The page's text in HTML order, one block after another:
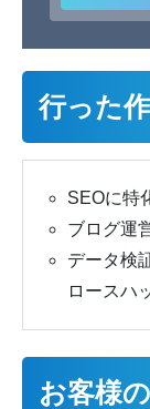
行った
SEOに特
ブログ運
データ検
ロースハ
お客様